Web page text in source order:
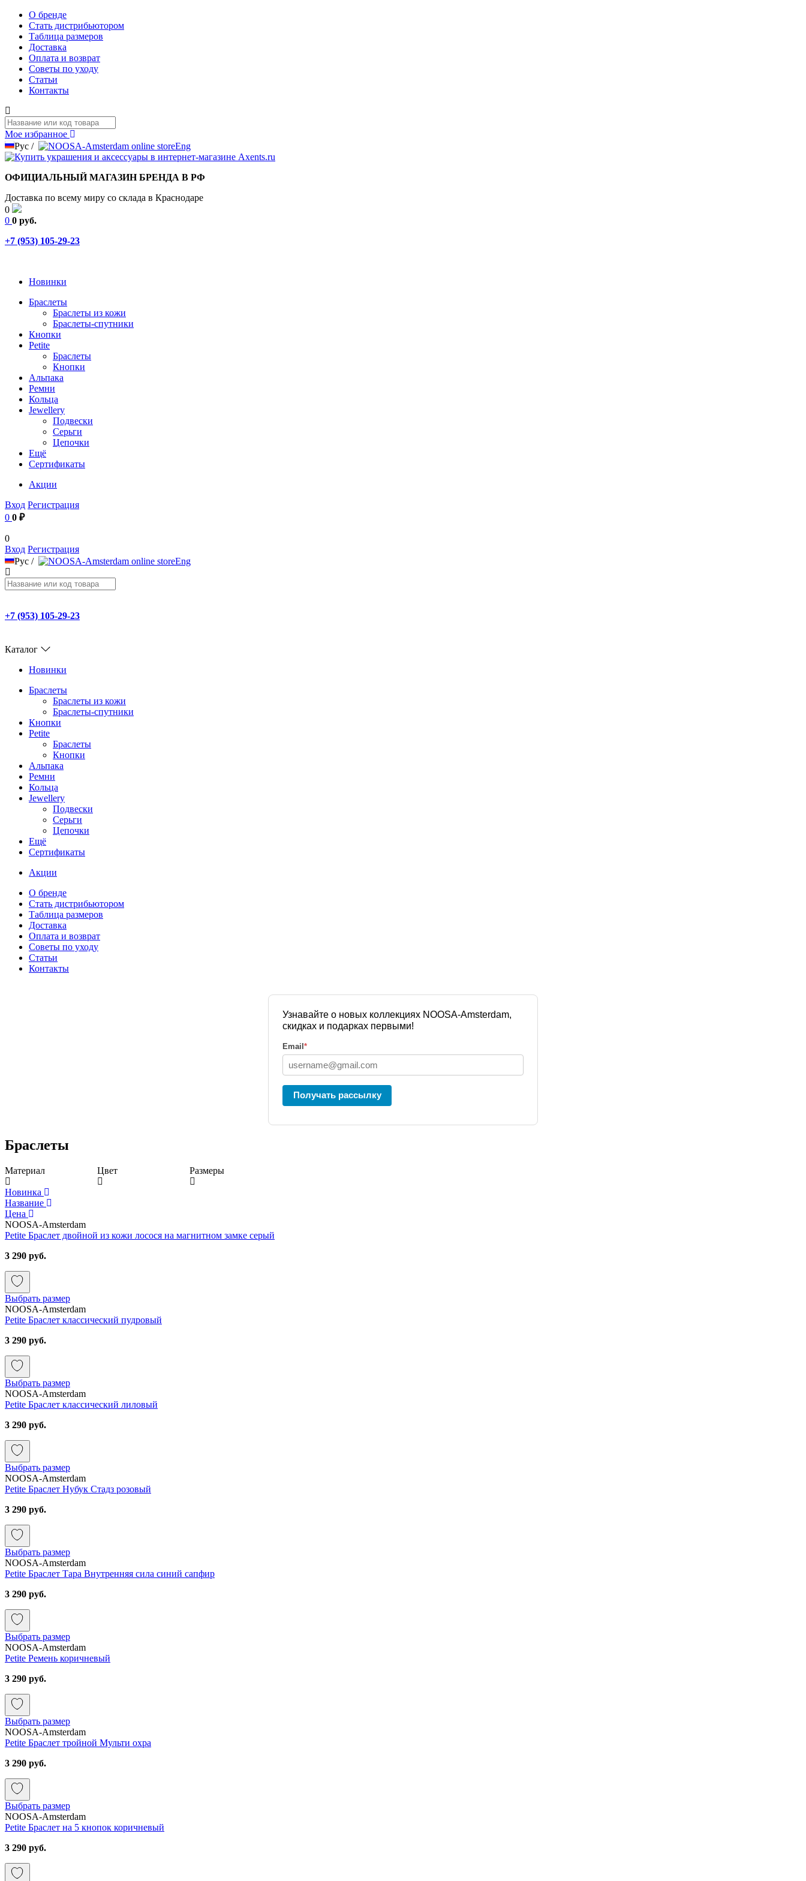
О бренде
Стать дистрибьютором
Таблица размеров
Доставка
Оплата и возврат
Советы по уходу
Статьи
Контакты
Мое избранное
Рус / Eng
ОФИЦИАЛЬНЫЙ МАГАЗИН БРЕНДА В РФ
Доставка по всему миру со склада в Краснодаре
0
0 0 руб.
+7 (953) 105-29-23
Новинки
Браслеты
Браслеты из кожи
Браслеты-спутники
Кнопки
Petite
Браслеты
Кнопки
Альпака
Ремни
Кольца
Jewellery
Подвески
Серьги
Цепочки
Ещё
Сертификаты
Акции
Вход Регистрация
0 0 ₽
0
Вход Регистрация
Рус / Eng
+7 (953) 105-29-23
Каталог
Новинки
Браслеты
Браслеты из кожи
Браслеты-спутники
Кнопки
Petite
Браслеты
Кнопки
Альпака
Ремни
Кольца
Jewellery
Подвески
Серьги
Цепочки
Ещё
Сертификаты
Акции
О бренде
Стать дистрибьютором
Таблица размеров
Доставка
Оплата и возврат
Советы по уходу
Статьи
Контакты
Узнавайте о новых коллекциях NOOSA-Amsterdam,
скидках и подарках первыми!
Email *
Получать рассылку
Браслеты
Материал Цвет Размеры
Новинка
Название
Цена
NOOSA-Amsterdam
Petite Браслет двойной из кожи лосося на магнитном замке серый
3 290 руб.
Выбрать размер
NOOSA-Amsterdam
Petite Браслет классический пудровый
3 290 руб.
Выбрать размер
NOOSA-Amsterdam
Petite Браслет классический лиловый
3 290 руб.
Выбрать размер
NOOSA-Amsterdam
Petite Браслет Нубук Стадз розовый
3 290 руб.
Выбрать размер
NOOSA-Amsterdam
Petite Браслет Тара Внутренняя сила синий сапфир
3 290 руб.
Выбрать размер
NOOSA-Amsterdam
Petite Ремень коричневый
3 290 руб.
Выбрать размер
NOOSA-Amsterdam
Petite Браслет тройной Мульти охра
3 290 руб.
Выбрать размер
NOOSA-Amsterdam
Petite Браслет на 5 кнопок коричневый
3 290 руб.